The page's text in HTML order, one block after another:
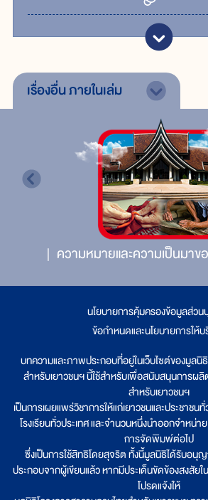
เรื่องอื่นภายในเล่ม
ความหมายและความเป็นมา
นโยบายการคุ้มครองข้อมูลส่ว
ข้อกำหนดและนโยบายการให้
บทความและภาพประกอบที่อยู่ในเว็บไซต์ของมูลนิ
สำหรับเยาวชนฯ นี้ใช้สำหรับเพื่อสนับสนุนการผ
สำหรับเยาวชนฯ
เป็นการเผยแพร่วิชาการให้แก่เยาวชนและประชาชน
โรงเรียนทั่วประเทศ และจำนวนหนึ่งนำออกจำหน่
การจัดพิมพ์ต่อไป
ซึ่งเป็นการใช้สิทธิโดยสุจริต ทั้งนี้มูลนิธิได้รับอนุ
ประกอบจากผู้เขียนแล้ว หากมีประเด็นขัดข้องสงสัยใ
โปรดแจ้งให้